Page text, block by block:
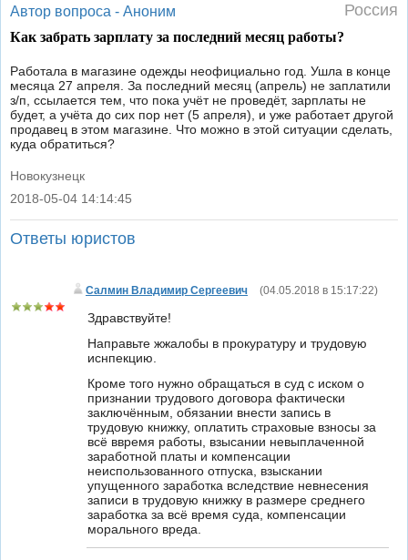
Автор вопроса - Аноним Россия
Как забрать зарплату за последний месяц работы?
Работала в магазине одежды неофициально год. Ушла в конце
месяца 27 апреля. За последний месяц (апрель) не заплатили
з/п, ссылается тем, что пока учёт не проведёт, зарплаты не
будет, а учёта до сих пор нет (5 апреля), и уже работает другой
продавец в этом магазине. Что можно в этой ситуации сделать,
куда обратиться?
Новокузнецк
|
2018-05-04 14:14:45
Ответы юристов
Салмин Владимир Сергеевич (04.05.2018 в 15:17:22)
Здравствуйте!
Направьте жжалобы в прокуратуру и трудовую
иснпекцию.
Кроме того нужно обращаться в суд с иском о
признании трудового договора фактически
заключённым, обязании внести запись в
трудовую книжку, оплатить страховые взносы за
всё ввремя работы, взысании невыплаченной
заработной платы и компенсации
неиспользованного отпуска, взыскании
упущенного заработка вследствие невнесения
записи в трудовую книжку в размере среднего
заработка за всё время суда, компенсации
морального вреда.